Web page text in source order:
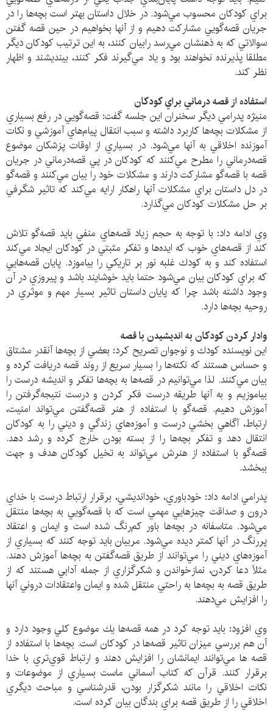
براي كودكان محسوب مي‌شود. در خلال داستان بهتر است بچه‌ها را در
جريان قصه‌گويي مشاركت دهيم و از آنها بخواهيم در حين قصه گفتن
سوالاتي كه به ذهنشان مي‌رسد رابيان كنند، به اين ترتيب كودكان ديگر
مطلقا پذيرنده نخواهند بود و ياد مي‌گيرند فكر كنند، بينديشند و اظهار
نظر كند.
استفاده از قصه درماني براي كودكان
منيژه پدرامي ديگر سخنران اين جلسه گفت: قصه‌گويي در رفع بسياري
از مشكلات بچه‌ها كاربرد داشته و سبب انتقال پيام‌هاي آموزشي و نكات
آموزنده اخلاقي به آنها مي‌شود. در بسياري از اوقات پزشكان موضوع
قصه‌درماني را مطرح مي‌كنند كه كودكان در پي قصه‌درماني در جريان
قصه با قصه‌گو مشاركت دارند و مشكلات خود را بيان مي‌كنند و قصه‌گو
در دل داستان براي مشكلات آنها راهكار ارايه مي‌كند كه تاثير شگرفي
بر حل مشكلات كودكان مي‌گذارد.
وي ادامه داد: با توجه به حجم زياد قصه‌هاي منفي بايد قصه‌گو تلاش
كند از قصه‌هاي خوب كه ايده‌ها و تفكر مثبتي در كودكان ايجاد مي‌كند
استفاده كند و به كودك غلبه نور بر تاريكي را بياموزد. پايان قصه‌هايي
كه براي كودكان بيان مي‌شود حتما بايد خوشايند باشد و پيروزي در آن
وجود داشته باشد چرا كه پايان داستان تاثير بسيار مهم و موثري در
روحيه بچه‌ها دارد.
وادار كردن كودكان به انديشيدن با قصه
اين نويسنده كودك و نوجوان تصريح كرد: بعضي از بچه‌ها آنقدر مشتاق
و حساس هستند كه نكته‌ها را بسيار سريع از روند قصه دريافت كرده و
بيان مي‌كنند. لذا مي‌توانيم در قصه‌ها به بچه‌ها تفكر و انديشه درست را
بياموزيم و به آنها طريقه درست فكر كردن و درست نتيجه‌گرفتن را
آموزش دهيم. قصه‌گو با استفاده از هنر قصه‌گفتن مي‌تواند امنيت،
ارتباط، آگاهي بخشي درست و آموزه‌هاي زندگي و ديني را به كودكان
انتقال دهد و تفكر بچه‌ها را از بسته بودن خارج كرده و رشد دهد.
قصه‌گو با استفاده از هنرش مي‌تواند به تخيل كودكان هدف و جهت
ببخشد.
پدرامي ادامه داد: خودباوري، خودانديشي، برقرار ارتباط درست با خداي
درون و صداقت چيزهايي مهمي است كه با قصه‌گويي به بچه‌ها منتقل
مي‌شود. متاسفانه در بچه‌ها باور كم‌رنگ شده است و ايمان و اعتقاد
پررنگ در آنها كمتر ديده مي‌شود. مربيان بايد توجه كنند كه بسياري از
آموزه‌هاي ديني را مي‌توانند از طريق قصه‌گفتن به بچه‌ها آموزش دهند.
مثلاً دعا كردن، نمازخواندن و شكرگزاري از جمله آدابي هستند كه از
طريق قصه به بچه‌ها به راحتي منتقل شده و ايمان واعتقادات دروني آنها
را افزايش مي‌دهند.
وي افزود: بايد توجه كرد در همه قصه‌ها يك موضوع كلي وجود دارد و
آن هم بررسي ميزان تاثير قصه‌ها در كودكان است. بچه‌ها با استفاده از
قصه ها مي‌توانند ايمانشان را افزايش دهند و ارتباط قوي‌تري با خدا
برقرار كنند. قرآن كه كتاب آسماني ماست بسياري از موضوعات و
نكات اخلاقي را مانند شكرگزار بودن، قدرشناسي و مباحث ديگري
اخلاقي را از طريق قصه براي بندگان بيان كرده است.